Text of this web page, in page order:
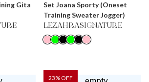
Gita
Set Joana Sporty (Oneset
Training Sweater Jogger)
LEZAHRASIGNATURE
23% OFF